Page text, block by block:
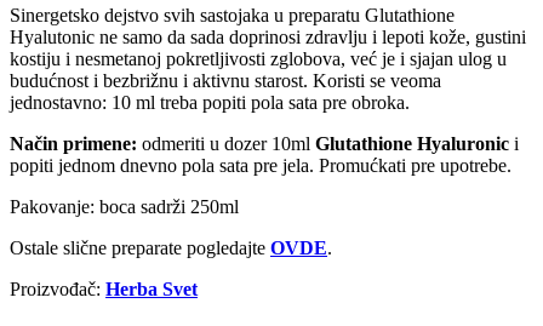
Sinergetsko dejstvo svih sastojaka u preparatu Glutathione
Hyalutonic ne samo da sada doprinosi zdravlju i lepoti kože, gustini
kostiju i nesmetanoj pokretljivosti zglobova, već je i sjajan ulog u
budućnost i bezbrižnu i aktivnu starost. Koristi se veoma
jednostavno: 10 ml treba popiti pola sata pre obroka.
Način primene: odmeriti u dozer 10ml Glutathione Hyaluronic i
popiti jednom dnevno pola sata pre jela. Promućkati pre upotrebe.
Pakovanje: boca sadrži 250ml
Ostale slične preparate pogledajte OVDE.
Proizvođač: Herba Svet